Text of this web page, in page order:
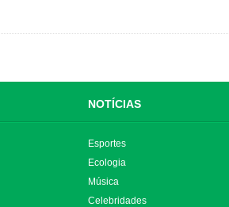
NOTÍCIAS
Esportes
Ecologia
Música
Celebridades